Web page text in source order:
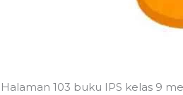
Halaman 103 buku IPS kelas 9